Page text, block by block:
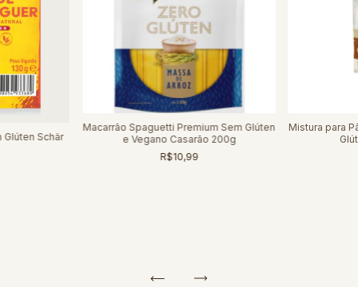
Glúten Schär
Macarrão Spaguetti Premium Sem Glúten
e Vegano Casarão 200g
R$10,99
Mistura para